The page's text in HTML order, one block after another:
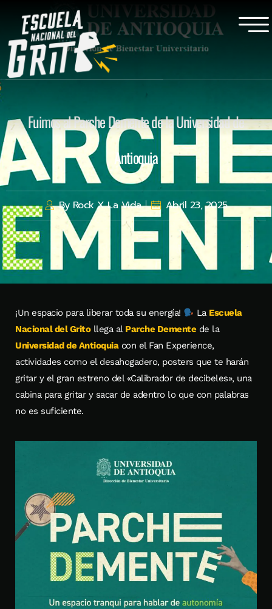
Fuimos al Parche Demente de la Universidad de
Antioquia
ByRock X La Vida Abril 23, 2025
¡Un espacio para liberar toda su energía! La Escuela
Nacional del Gritollega al Parche Dementede la
Universidad de Antioquiacon el Fan Experience,
actividades como el desahogadero, posters que te harán
gritar y el gran estreno del «Calibrador de decibeles», una
cabina para gritar y sacar de adentro lo que con palabras
no es suficiente.